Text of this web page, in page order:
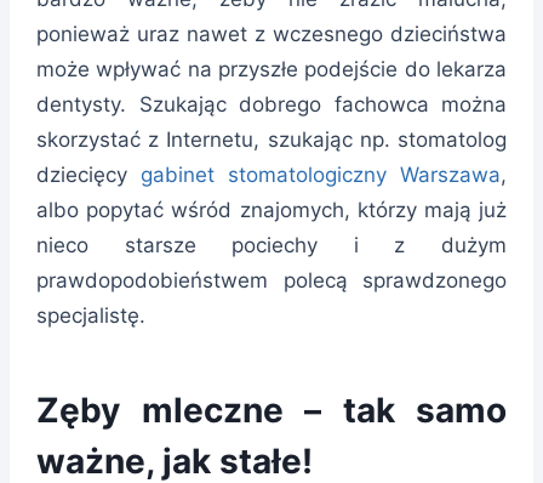
ponieważ uraz nawet z wczesnego dzieciństwa
może wpływać na przyszłe podejście do lekarza
dentysty. Szukając dobrego fachowca można
skorzystać z Internetu, szukając np. stomatolog
dziecięcy gabinet stomatologiczny Warszawa,
albo popytać wśród znajomych, którzy mają już
nieco starsze pociechy i z dużym
prawdopodobieństwem polecą sprawdzonego
specjalistę.
Zęby mleczne – tak samo
ważne, jak stałe!